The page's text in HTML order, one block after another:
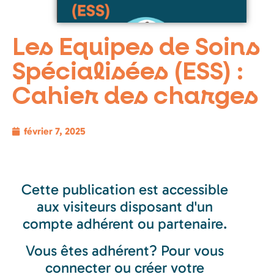
Les Equipes de Soins
Spécialisées (ESS) :
Cahier des charges
février 7, 2025
Cette publication est accessible
aux visiteurs disposant d'un
compte adhérent ou partenaire.
Vous êtes adhérent? Pour vous
connecter ou créer votre